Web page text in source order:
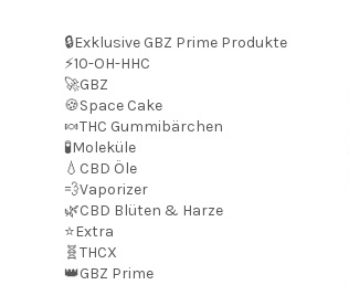
🔒Exklusive GBZ Prime Produkte
⚡10-OH-HHC
🚀GBZ
🍪Space Cake
🍬THC Gummibärchen
🧪Moleküle
💧CBD Öle
💨Vaporizer
🌿CBD Blüten & Harze
⭐Extra
🧬THCX
👑GBZ Prime